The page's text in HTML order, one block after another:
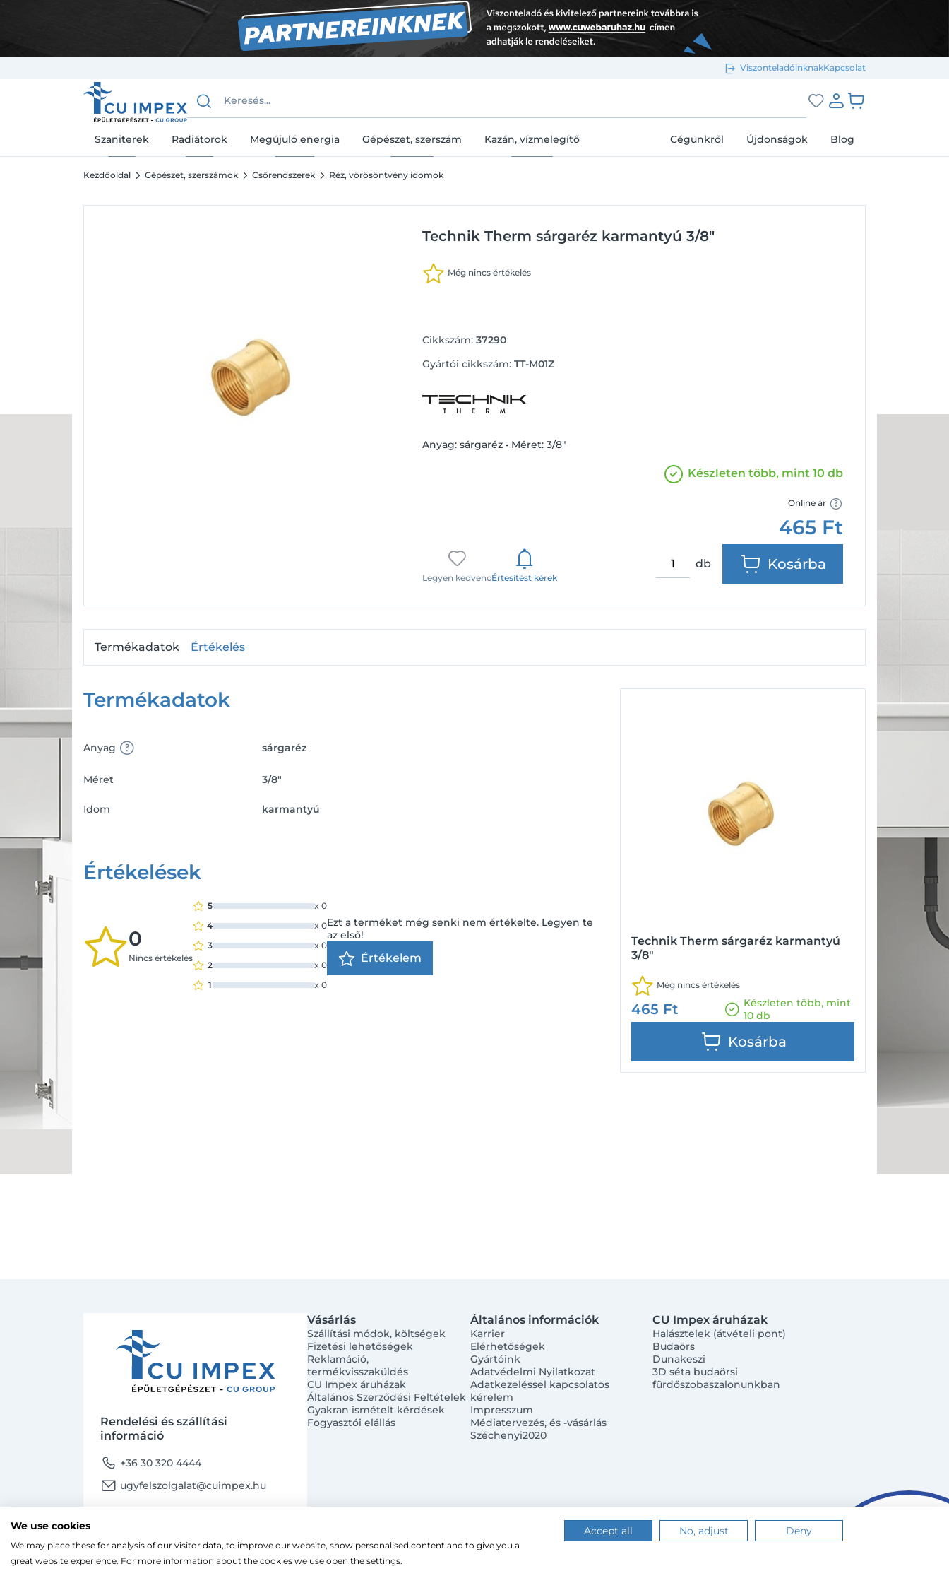
ViszonteladóinknakKapcsolat
Bejelentkezés e-mail-címmel
Szaniterek Radiátorok Megújuló energia Gépészet, szerszám Kazán, vízmelegítő Cégünkről Újdonságok Blog
Kezdőoldal Gépészet, szerszámok Csőrendszerek Réz, vörösöntvény idomok
Technik Therm sárgaréz karmantyú 3/8"
Még nincs értékelés
Cikkszám: 37290
Gyártói cikkszám: TT-M01Z
Anyag: sárgaréz • Méret: 3/8"
Legyen kedvencÉrtesítést kérek
Készleten több, mint 10 db
Online ár
465 Ft
db Kosárba
Technik Therm sárgaréz karmantyú
3/8"
Még nincs értékelés
465 Ft
Készleten több, mint
10 db
Kosárba
Termékadatok Értékelés
Termékadatok
Anyag sárgaréz
Méret 3/8"
Idom karmantyú
Értékelések
0
Nincs értékelés
5 x 0
4
x 0
3
x 0
2
x 0
1
x 0
Ezt a terméket még senki nem értékelte. Legyen te
az első!
Értékelem
Rendelési és szállítási
információ
phone +36 30 320 4444
email ugyfelszolgalat@cuimpex.hu
phone +36 30 747 4091
email ugyfelszolgalat@cuimpex.hu
Vásárlás
Szállítási módok, költségek
Fizetési lehetőségek
Reklamáció,
termékvisszaküldés
CU Impex áruházak
Általános Szerződési Feltételek
Gyakran ismételt kérdések
Fogyasztói elállás
Általános információk
Karrier
Elérhetőségek
Gyártóink
Adatvédelmi Nyilatkozat
Adatkezeléssel kapcsolatos
kérelem
Impresszum
Médiatervezés, és -vásárlás
Széchenyi2020
CU Impex áruházak
Halásztelek (átvételi pont)
Budaörs
Dunakeszi
3D séta budaörsi
fürdőszobaszalonunkban
Ahogy a legtöbb weboldal, a miénk is sütiket (cookie-kat) használ a nagyobb felhasználói élmény érdekében.
A böngészés folytatásával hozzájárulsz a sütik használatához.
We use cookies
We may place these for analysis of our visitor data, to improve our website, show personalised content and to give you a
great website experience. For more information about the cookies we use open the settings.
Accept all No, adjust Deny